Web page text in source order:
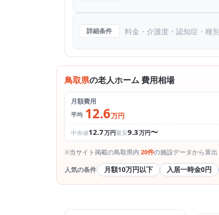
詳細条件 料金・介護度・認知症・種
鳥取県の老人ホーム 費用相場
月額費用
平均 12.6万円
中央値12.7万円最安9.3万円〜
※当サイト掲載の鳥取県内 20件の施設データから算
人気の条件 月額10万円以下 入居一時金0円